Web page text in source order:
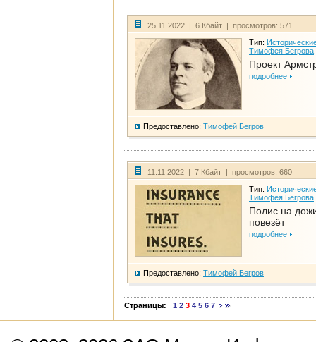
25.11.2022 | 6 Кбайт | просмотров: 571
Тип:
Тимофея Бегрова
Проект
подробнее
Предоставлено: Тимофей Бегров
11.11.2022 | 7 Кбайт | просмотров: 660
Тип:
Тимофея Бегрова
Полис на
повезёт
подробнее
Предоставлено: Тимофей Бегров
Страницы: 1 2 3 4 5 6 7